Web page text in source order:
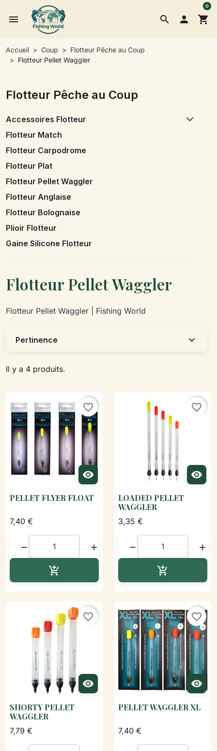
search
menu  shopping_cart
0
Accueil Coup
Flotteur Pêche au Coup
Flotteur Pellet Waggler
Flotteur Pêche au Coup
Accessoires Flotteur
Flotteur Match
Flotteur Carpodrome
Flotteur Plat
Flotteur Pellet Waggler
Flotteur Anglaise
Flotteur Bolognaise
Plioir Flotteur
Gaine Silicone Flotteur
Flotteur Pellet Waggler
Flotteur Pellet Waggler | Fishing World
Il y a 4 produits.
Pertinence expand_more

favorite_border
PELLET FLYER FLOAT
7,40 €
 


favorite_border
LOADED PELLET
WAGGLER
3,35 €
 


favorite_border
SHORTY PELLET
WAGGLER
7,79 €

favorite_border
PELLET WAGGLER XL
7,40 €